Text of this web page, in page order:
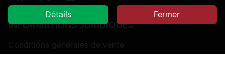
INFORMATIONS JURIDIQUES
Détails Fermer